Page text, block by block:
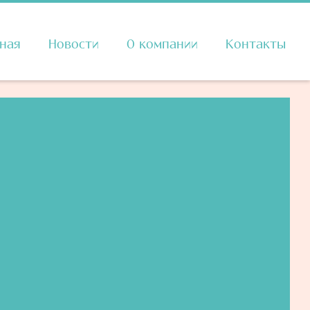
Новости О компании Контакты